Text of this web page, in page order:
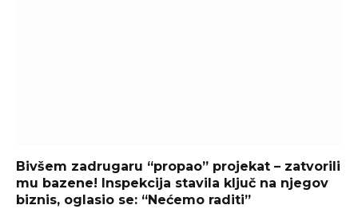
Bivšem zadrugaru “propao” projekat – zatvorili
mu bazene! Inspekcija stavila ključ na njegov
biznis, oglasio se: “Nećemo raditi”